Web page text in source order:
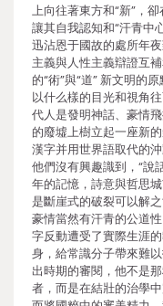
上向往著東方和“新”，
讓其自我認知和“汗青中
迅沾恩于國故的處所年
主義與人性主義辯證互
的“術”與“道” 新文明的
以什么樣的目光和視角
代人是發明神話、豪情
的廢墟上樹立起一座新
漢字并用世界語取代的
他們沒有興趣識到，“說
年的記憶，詩意與哲思
是斷崖式的破裂可以解
豪情當然有汗青的公道
字反動遭受了實際生涯
身，給常識分子帶來難
出時期的審閱，他不是
者，而是在結壯的治學